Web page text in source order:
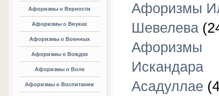
Афоризмы о Верности
Афоризмы о Внуках
Афоризмы о Военных
Афоризмы о Вождях
Афоризмы о Воле
Афоризмы о Воспитании
Афоризмы
Шевелева
Афоризмы
Искандара
Асадуллае